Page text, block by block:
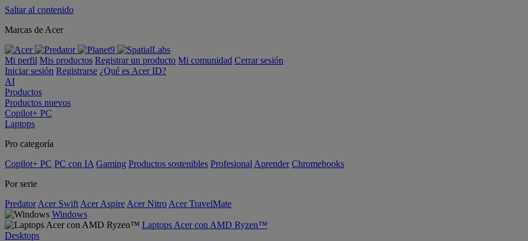
Saltar al contenido
Marcas de Acer
Mi perfil Mis productos Registrar un producto Mi comunidad Cerrar sesión
Iniciar sesión Registrarse ¿Qué es Acer ID?
AI
Productos
Productos nuevos
Copilot+ PC
Laptops
Pro categoría
Copilot+ PC PC con IA Gaming Productos sostenibles Profesional Aprender Chromebooks
Por serie
Predator Acer Swift Acer Aspire Acer Nitro Acer TravelMate
Windows
Laptops Acer con AMD Ryzen™
Desktops